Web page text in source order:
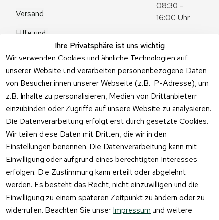
Ihre Privatsphäre ist uns wichtig
Wir verwenden Cookies und ähnliche Technologien auf
unserer Website und verarbeiten personenbezogene Daten
von Besucher:innen unserer Webseite (z.B. IP-Adresse), um
z.B. Inhalte zu personalisieren, Medien von Drittanbietern
einzubinden oder Zugriffe auf unsere Website zu analysieren.
Die Datenverarbeitung erfolgt erst durch gesetzte Cookies.
Wir teilen diese Daten mit Dritten, die wir in den
Einstellungen benennen. Die Datenverarbeitung kann mit
Einwilligung oder aufgrund eines berechtigten Interesses
erfolgen. Die Zustimmung kann erteilt oder abgelehnt
werden. Es besteht das Recht, nicht einzuwilligen und die
Einwilligung zu einem späteren Zeitpunkt zu ändern oder zu
widerrufen. Beachten Sie unser Impressum und weitere
Versand
Hilfe und
Fragen
08:30 -
16:00 Uhr
Zum
Kontaktformu
lar
Vertrag
widerrufen